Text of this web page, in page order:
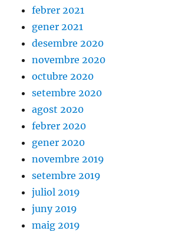
febrer 2021
gener 2021
desembre 2020
novembre 2020
octubre 2020
setembre 2020
agost 2020
febrer 2020
gener 2020
novembre 2019
setembre 2019
juliol 2019
juny 2019
maig 2019